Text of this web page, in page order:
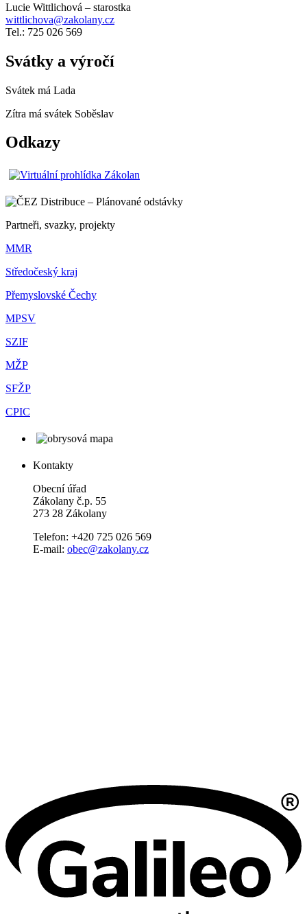
Lucie Wittlichová – starostka
wittlichova@zakolany.cz
Tel.: 725 026 569
Svátky a výročí
Svátek má Lada
Zítra má svátek Soběslav
Odkazy
Partneři, svazky, projekty
MMR
Středočeský kraj
Přemyslovské Čechy
MPSV
SZIF
MŽP
SFŽP
CPIC
Kontakty
Obecní úřad
Zákolany č.p. 55
273 28 Zákolany
Telefon: +420 725 026 569
E-mail: obec@zakolany.cz